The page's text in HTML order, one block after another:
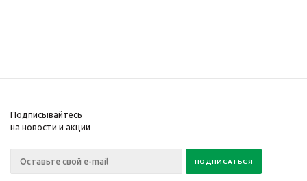
Подписывайтесь
на новости и акции